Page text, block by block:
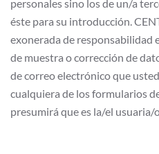
personales sino los de un/a
éste para su introducción.
exonerada de responsabilidad
de muestra o corrección de
de correo electrónico que
cualquiera de los formularios
presumirá que es la/el usuaria/